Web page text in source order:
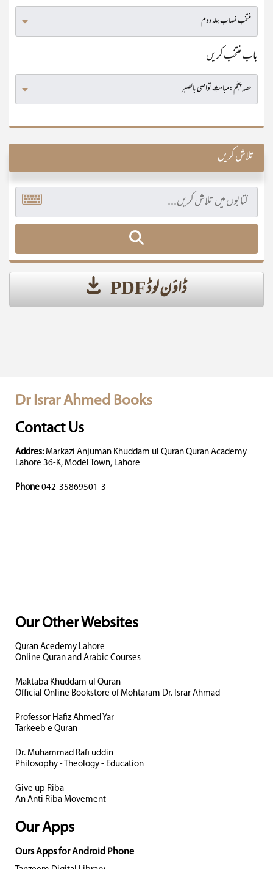
باب منتخب کریں
تلاش کریں
ڈاؤن لوڈ PDF
Dr Israr Ahmed Books
Contact Us
Addres: Markazi Anjuman Khuddam ul Quran Quran Academy
Lahore 36-K, Model Town, Lahore
Phone 042-35869501-3
Our Other Websites
Quran Acedemy Lahore
Online Quran and Arabic Courses
Maktaba Khuddam ul Quran
Official Online Bookstore of Mohtaram Dr. Israr Ahmad
Professor Hafiz Ahmed Yar
Tarkeeb e Quran
Dr. Muhammad Rafi uddin
Philosophy - Theology - Education
Give up Riba
An Anti Riba Movement
Our Apps
Ours Apps for Android Phone